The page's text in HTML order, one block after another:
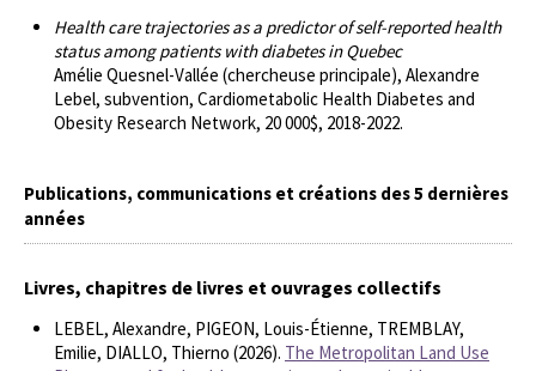
Health care trajectories as a predictor of self-reported health
status among patients with diabetes in Quebec
Amélie Quesnel-Vallée (chercheuse principale), Alexandre
Lebel, subvention, Cardiometabolic Health Diabetes and
Obesity Research Network, 20 000$, 2018-2022.
Publications, communications et créations des 5 dernières
années
Livres, chapitres de livres et ouvrages collectifs
LEBEL, Alexandre, PIGEON, Louis-Étienne, TREMBLAY,
Emilie, DIALLO, Thierno (2026). The Metropolitan Land Use